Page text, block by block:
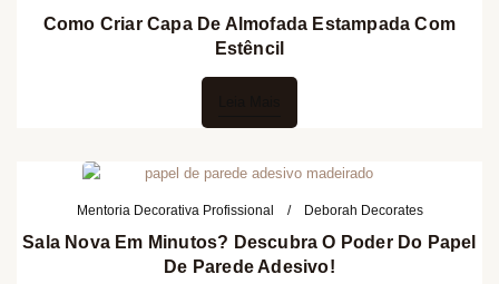
Como Criar Capa De Almofada Estampada Com
Estêncil
Mentoria Decorativa Profissional Deborah Decorates
Sala Nova Em Minutos? Descubra O Poder Do Papel
De Parede Adesivo!